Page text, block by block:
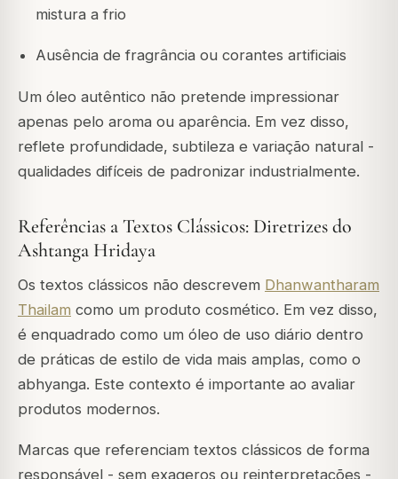
mistura a frio
Ausência de fragrância ou corantes artificiais
Um óleo autêntico não pretende impressionar
apenas pelo aroma ou aparência. Em vez disso,
reflete profundidade, subtileza e variação natural -
qualidades difíceis de padronizar industrialmente.
Referências a Textos Clássicos: Diretrizes do
Ashtanga Hridaya
Os textos clássicos não descrevem Dhanwantharam
Thailam como um produto cosmético. Em vez disso,
é enquadrado como um óleo de uso diário dentro
de práticas de estilo de vida mais amplas, como o
abhyanga. Este contexto é importante ao avaliar
produtos modernos.
Marcas que referenciam textos clássicos de forma
responsável - sem exageros ou reinterpretações -